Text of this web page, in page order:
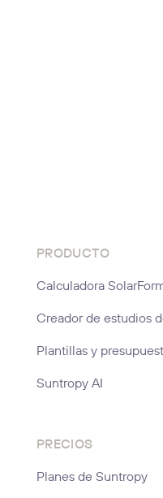
PRODUCTO
Calculadora
Creador de estudios
Plantillas y
Suntropy AI
PRECIOS
Planes de Suntropy